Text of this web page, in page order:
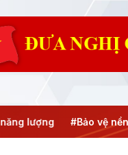
#Bảo vệ nền tảng tư